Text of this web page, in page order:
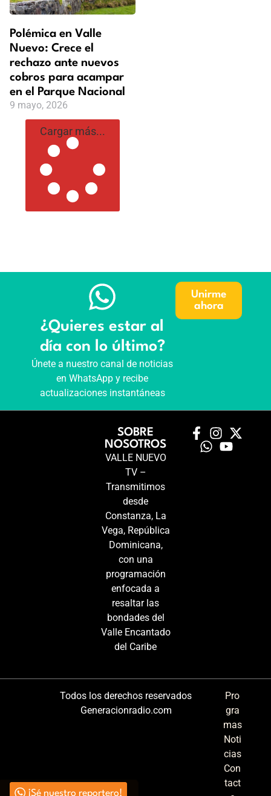
Polémica en Valle
Nuevo: Crece el
rechazo ante nuevos
cobros para acampar
en el Parque Nacional
9 mayo, 2026
Cargar más...
¿Quieres estar al
día con lo último?
Únete a nuestro canal de noticias
en WhatsApp y recibe
actualizaciones instantáneas
Unirme
ahora
SOBRE
NOSOTROS
VALLE NUEVO
TV –
Transmitimos
desde
Constanza, La
Vega, República
Dominicana,
con una
programación
enfocada a
resaltar las
bondades del
Valle Encantado
del Caribe
Todos los derechos reservados
Generacionradio.com
Pro
gra
mas
Noti
cias
Con
tact
¡Sé nuestro reportero!